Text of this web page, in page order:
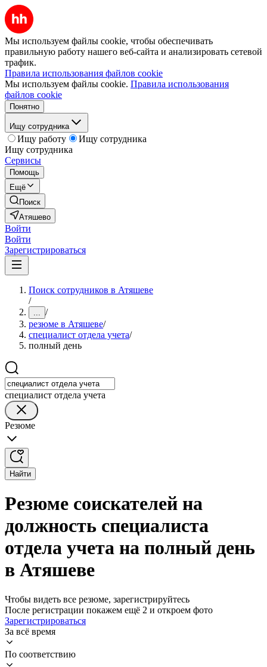
Мы используем файлы cookie, чтобы обеспечивать
правильную работу нашего веб-сайта и анализировать сетевой
трафик.
Правила использования файлов cookie
Мы используем файлы cookie. Правила использования
файлов cookie
Понятно
Ищу сотрудника
Ищу работу
Ищу сотрудника
Ищу сотрудника
Сервисы
Помощь
Ещё
Поиск
Атяшево
Войти
Войти
Зарегистрироваться
Поиск сотрудников в Атяшеве
/
... /
резюме в Атяшеве/
специалист отдела учета/
полный день
специалист отдела учета
Резюме
Найти
Резюме соискателей на
должность специалиста
отдела учета на полный день
в Атяшеве
Чтобы видеть все резюме, зарегистрируйтесь
После регистрации покажем ещё 2 и откроем фото
Зарегистрироваться
За всё время
По соответствию